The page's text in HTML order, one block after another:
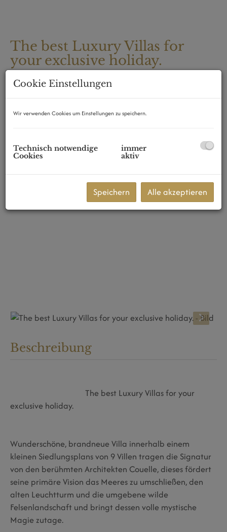
The best Luxury Villas for
your exclusive holiday.
07021 Porto Cervo
Beschreibung
The best Luxury Villas for your
exclusive holiday.
Wunderschöne, brandneue Villa innerhalb einem
kleinen Siedlungsplans von 9 Villen tragen die Signatur
von den berühmten Architekten Couelle, dieses fördert
seine primäre Vision das Meeres zu umschließen, den
alten Leuchtturm und die umgebene wilde
Felsenlandschaft und bringt dessen volle mystische
Magie zutage.
Cookie Einstellungen
Wir verwenden Cookies um Einstellungen zu speichern.
Technisch notwendige
Cookies
immer
aktiv
Speichern Alle akzeptieren